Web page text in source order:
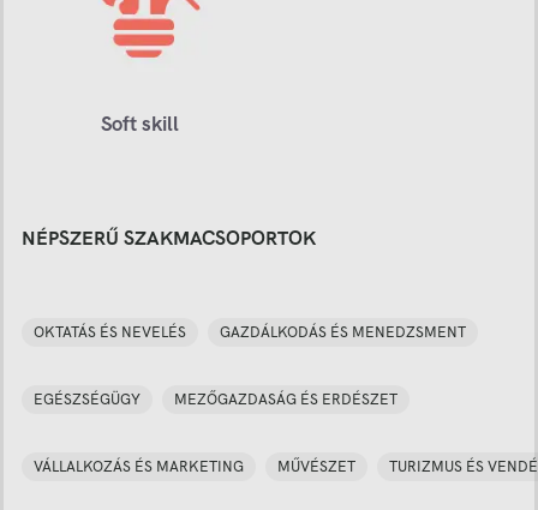
Soft skill
NÉPSZERŰ SZAKMACSOPORTOK
OKTATÁS ÉS NEVELÉS GAZDÁLKODÁS ÉS MENEDZSMENT
EGÉSZSÉGÜGY MEZŐGAZDASÁG ÉS ERDÉSZET
VÁLLALKOZÁS ÉS MARKETING MŰVÉSZET TURIZMUS ÉS